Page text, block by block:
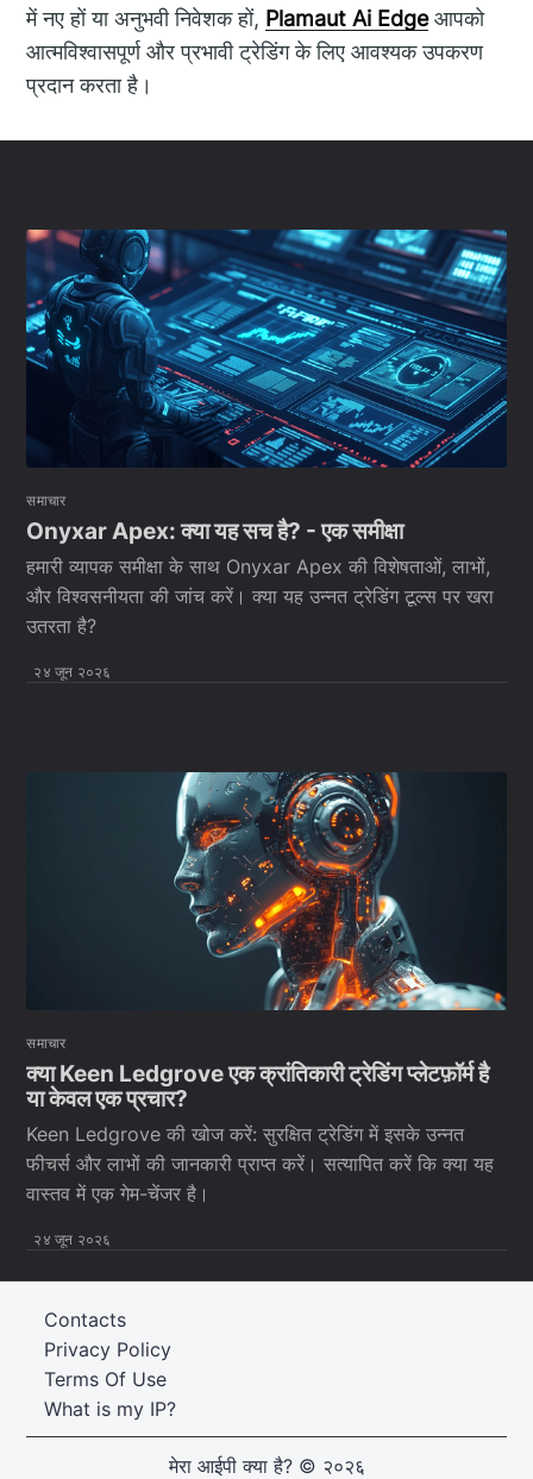
में नए हों या अनुभवी निवेशक हों, Plamaut Ai Edgeआपको
आत्मविश्वासपूर्ण और प्रभावी ट्रेडिंग के लिए आवश्यक उपकरण
प्रदान करता है।
समाचार
Onyxar Apex: क्या यह सच है? - एक समीक्षा
हमारी व्यापक समीक्षा के साथ Onyxar Apex की विशेषताओं, लाभों,
और विश्वसनीयता की जांच करें। क्या यह उन्नत ट्रेडिंग टूल्स पर खरा
उतरता है?
२४ जून २०२६
समाचार
क्या Keen Ledgrove एक क्रांतिकारी ट्रेडिंग प्लेटफ़ॉर्म है
या केवल एक प्रचार?
Keen Ledgrove की खोज करें: सुरक्षित ट्रेडिंग में इसके उन्नत
फीचर्स और लाभों की जानकारी प्राप्त करें। सत्यापित करें कि क्या यह
वास्तव में एक गेम-चेंजर है।
२४ जून २०२६
What is my IP?
Terms Of Use
Privacy Policy
Contacts
मेरा आईपी क्या है?© २०२६